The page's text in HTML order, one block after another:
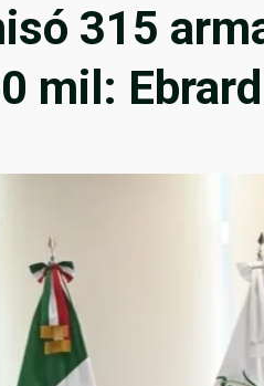
315
mil: Ebrard